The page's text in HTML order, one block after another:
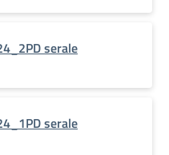
serale
serale